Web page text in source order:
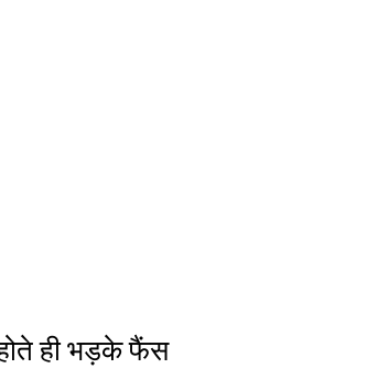
ही भड़के फैंस